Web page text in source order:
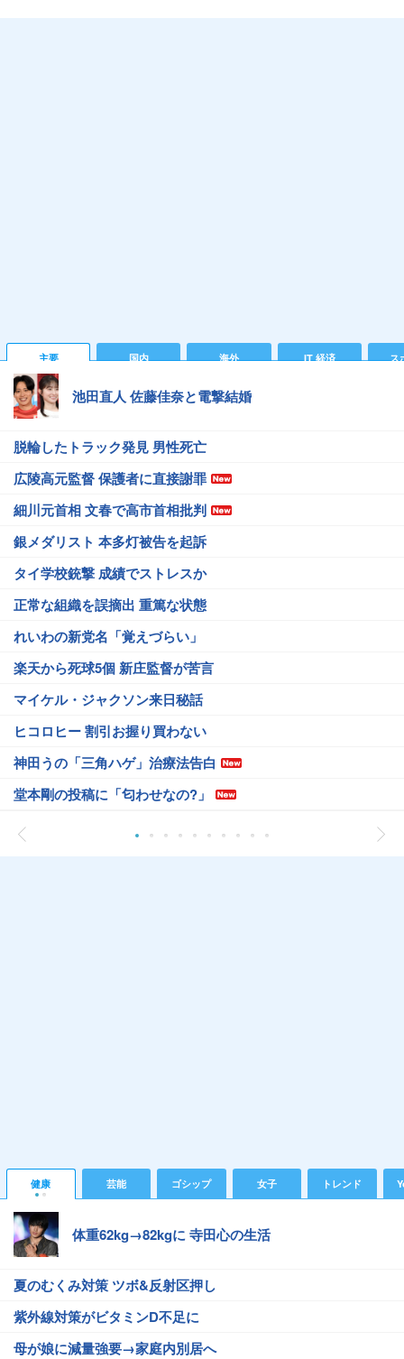
主要 国内 海外 IT 経済 ス
池田直人 佐藤佳奈と電撃結婚
脱輪したトラック発見 男性死亡
広陵高元監督 保護者に直接謝罪
細川元首相 文春で高市首相批判
銀メダリスト 本多灯被告を起訴
タイ学校銃撃 成績でストレスか
正常な組織を誤摘出 重篤な状態
れいわの新党名「覚えづらい」
楽天から死球5個 新庄監督が苦言
マイケル・ジャクソン来日秘話
ヒコロヒー 割引お握り買わない
神田うの「三角ハゲ」治療法告白
堂本剛の投稿に「匂わせなの?」
健康 芸能 ゴシップ 女子 トレンド
体重62kg→82kgに 寺田心の生活
夏のむくみ対策 ツボ&反射区押し
紫外線対策がビタミンD不足に
母が娘に減量強要→家庭内別居へ